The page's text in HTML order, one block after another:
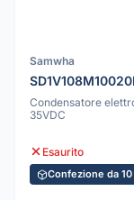
Samwha
Condensatore
35VDC
Esaurito
Confezione da